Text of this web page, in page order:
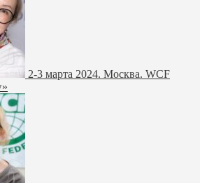
2-3 марта 2024. Москва. WCF